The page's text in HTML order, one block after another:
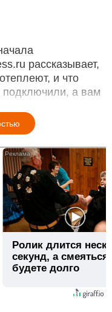
рассказывает,
и что
подключили, а вам
Ролик длится
секунд, а
будете долго